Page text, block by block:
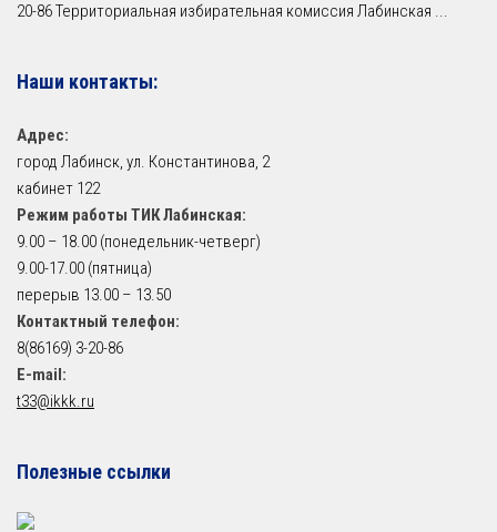
20-86 Территориальная избирательная комиссия Лабинская ...
Наши контакты:
Адрес:
город Лабинск, ул. Константинова, 2
кабинет 122
Режим работы ТИК Лабинская:
9.00 – 18.00 (понедельник-четверг)
9.00-17.00 (пятница)
перерыв 13.00 – 13.50
Контактный телефон:
8(86169) 3-20-86
E-mail:
t33@ikkk.ru
Полезные ссылки